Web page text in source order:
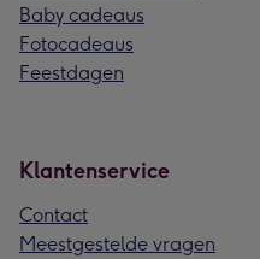
Baby cadeaus
Fotocadeaus
Feestdagen
Klantenservice
Contact
Meestgestelde vragen